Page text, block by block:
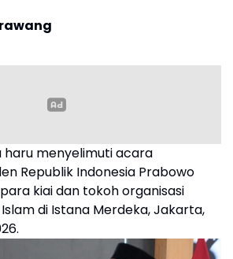
haru menyelimuti acara
Republik Indonesia Prabowo
kiai dan tokoh organisasi
di Istana Merdeka, Jakarta,